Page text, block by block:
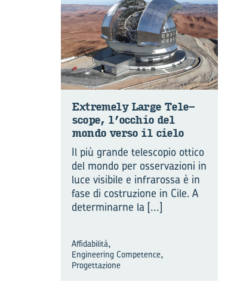
Ex­tre­me­ly Large Te­le­
sco­pe, l’oc­chio del
mondo verso il cielo
Il più grande telescopio ottico
del mondo per osservazioni in
luce visibile e infrarossa è in
fase di costruzione in Cile. A
determinarne la [...]
Affidabilità,
Engineering Competence,
Progettazione